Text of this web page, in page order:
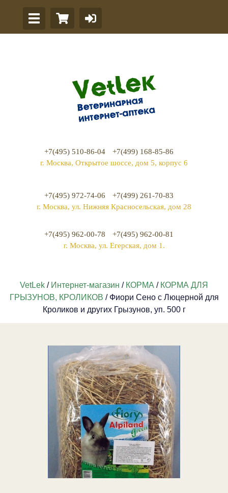
+7(495) 510-86-04
+7(499) 168-85-86
г. Москва, Открытое шоссе, дом 5, корпус 6
+7(495) 972-74-06
+7(499) 261-70-83
г. Москва, ул. Нижняя Красносельская, дом 28
+7(495) 962-00-78
+7(495) 962-00-81
г. Москва, ул. Егерская, дом 1.
VetLek / Интернет-магазин / КОРМА / КОРМА ДЛЯ
ГРЫЗУНОВ, КРОЛИКОВ / Фиори Сено с Люцерной для
Кроликов и других Грызунов, уп. 500 г